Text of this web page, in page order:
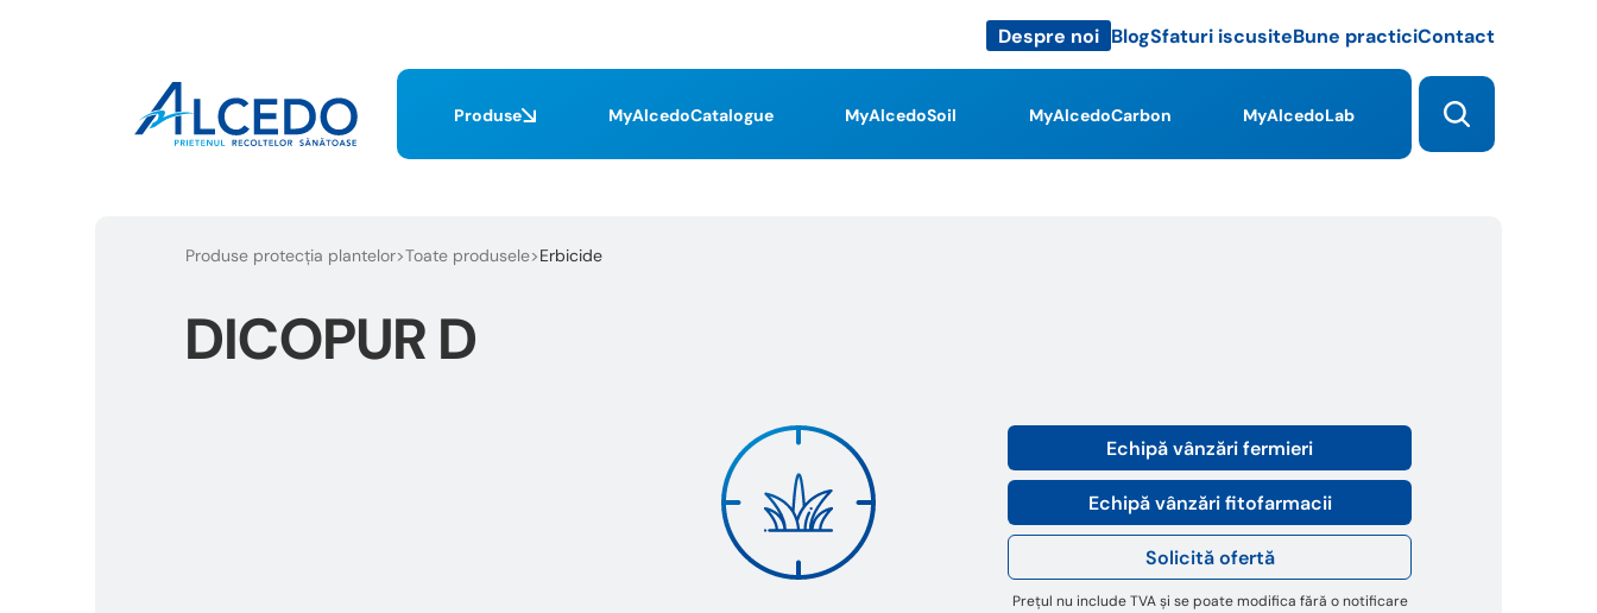
Produse MyAlcedoCatalogue MyAlcedoSoil MyAlcedoCarbon MyAlcedoLab
Despre noi BlogSfaturi iscusiteBune practiciContact
Produse protecția plantelor Toate produsele Erbicide
DICOPUR D
Echipă vânzări fermieri
Echipă vânzări fitofarmacii
Solicită ofertă
Prețul nu include TVA și se poate modifica fără o notificare